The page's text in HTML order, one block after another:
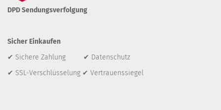
DPD Sendungsverfolgung
Sicher Einkaufen
✔ Sichere Zahlung ✔ Datenschutz
✔ SSL-Verschlüsselung ✔ Vertrauenssiegel